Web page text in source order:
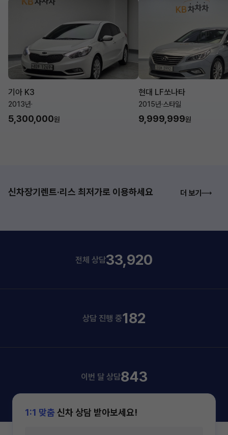
기아 K3
2013년·
5,300,000원
현대 LF쏘나타
2015년·스타일
9,999,999원
신차장기렌트·리스 최저가로 이용하세요 더 보기
전체 상담33,920
상담 진행 중182
이번 달 상담843
1:1 맞춤 신차 상담 받아보세요!